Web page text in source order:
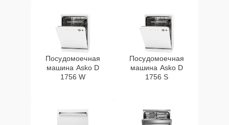
Посудомоечная
машина Asko D
1756 W
Посудомоечная
машина Asko D
1756 S